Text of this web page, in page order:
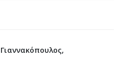
Γιαννακόπουλος,